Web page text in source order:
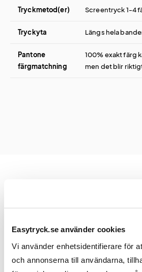
Easytryck.se använder cookies
Vi använder enhetsidentifierare för
och annonserna till användarna,
Tryckmetod(er) Screentryck 1-4
Tryckyta Längs hela
Pantone
färgmatchning
100% exakt färg
men det blir
Antal 300
12,20